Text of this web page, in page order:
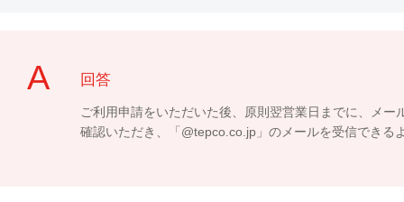
回答
ご利用申請をいただいた後、原則翌営業日までに、メ
確認いただき、「@tepco.co.jp」のメールを受信できる